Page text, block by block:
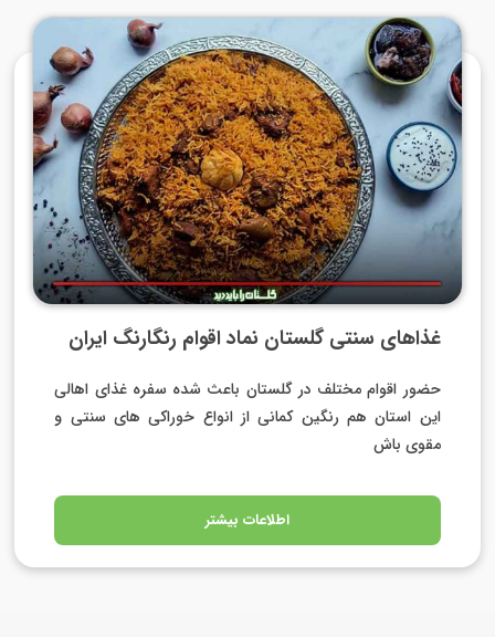
غذاهای سنتی گلستان نماد اقوام رنگارنگ ایران
حضور اقوام مختلف در گلستان باعث شده سفره غذای اهالی
این استان هم رنگین کمانی از انواع خوراکی های سنتی و
مقوی باش
اطلاعات بیشتر